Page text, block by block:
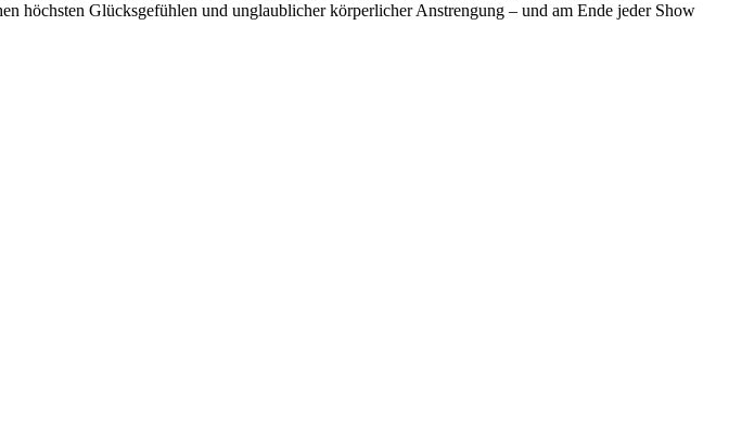
höchsten Glücksgefühlen und unglaublicher körperlicher Anstrengung – und am Ende jeder Show